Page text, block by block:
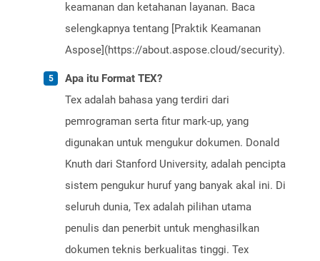
keamanan dan ketahanan layanan. Baca
selengkapnya tentang [Praktik Keamanan
Aspose](https://about.aspose.cloud/security).
Apa itu Format TEX?
Tex adalah bahasa yang terdiri dari
pemrograman serta fitur mark-up, yang
digunakan untuk mengukur dokumen. Donald
Knuth dari Stanford University, adalah pencipta
sistem pengukur huruf yang banyak akal ini. Di
seluruh dunia, Tex adalah pilihan utama
penulis dan penerbit untuk menghasilkan
dokumen teknis berkualitas tinggi. Tex